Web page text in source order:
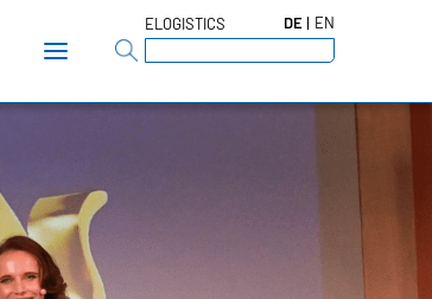
ELOGISTICS DE EN